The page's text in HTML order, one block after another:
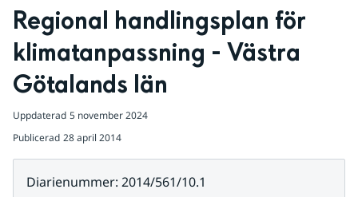
Regional handlingsplan för
klimatanpassning - Västra
Götalands län
Uppdaterad 5 november 2024
Publicerad 28 april 2014
Diarienummer: 2014/561/10.1